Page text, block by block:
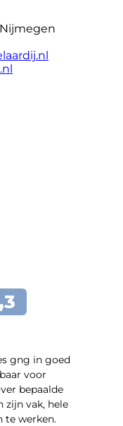
Nijmegen
gng in goed
voor
bepaalde
zijn vak, hele
te werken.